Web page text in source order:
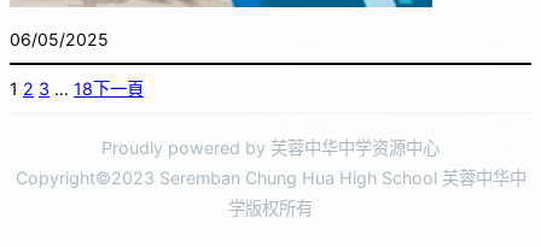
06/05/2025
1 2 3 … 18下一頁
Proudly powered by 芙蓉中华中学资源中心
Copyright©2023 Seremban Chung Hua High School 芙蓉中华中
学版权所有